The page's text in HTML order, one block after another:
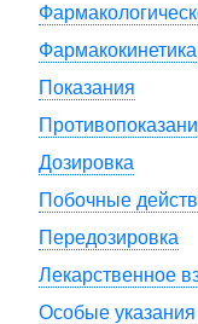
Фармакокинетика
Показания
Дозировка
Побочные
Передозировка
Лекарственное
Особые указания